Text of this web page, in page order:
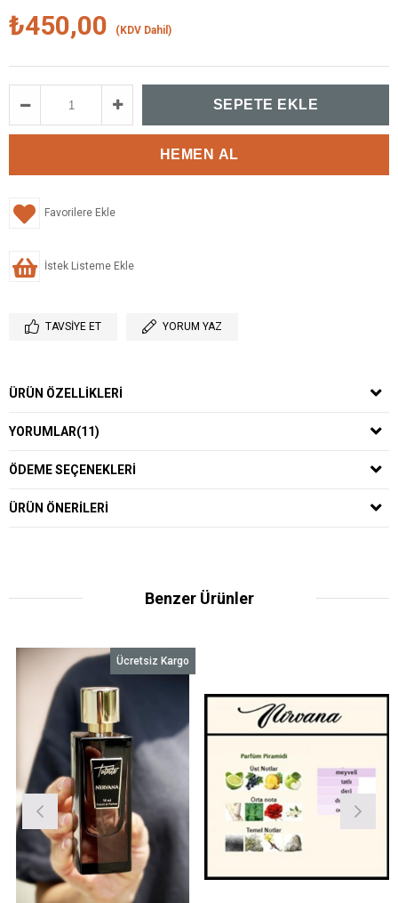
₺450,00 (KDV Dahil)
Favorilere Ekle
İstek Listeme Ekle
TAVSIYE ET YORUM YAZ
ÜRÜN ÖZELLIKLERI
YORUMLAR(11)
ÖDEME SEÇENEKLERI
ÜRÜN ÖNERILERI
Benzer Ürünler
Ücretsiz Kargo